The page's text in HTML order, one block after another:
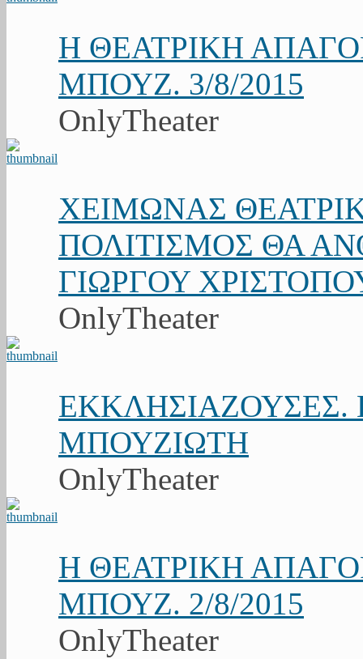
Η ΘΕΑΤΡΙΚΗ
ΜΠΟΥΖ. 3/8/2015
OnlyTheater
ΧΕΙΜΩΝΑΣ
ΠΟΛΙΤΙΣΜΟΣ ΘΑ
ΓΙΩΡΓΟΥ
OnlyTheater
ΕΚΚΛΗΣΙΑΖΟΥΣΕΣ.
ΜΠΟΥΖΙΩΤΗ
OnlyTheater
Η ΘΕΑΤΡΙΚΗ
ΜΠΟΥΖ. 2/8/2015
OnlyTheater